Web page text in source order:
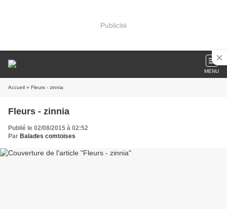
Publicité
MENU
Accueil » Fleurs - zinnia
Fleurs - zinnia
Publié le 02/08/2015 à 02:52
Par Balades comtoises